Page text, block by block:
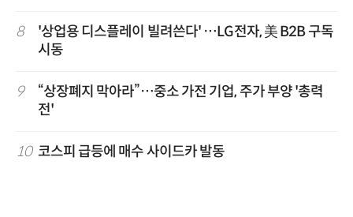
8
'상업용 디스플레이 빌려쓴다' …LG전자, 美 B2B 구독
시동
9
“상장폐지 막아라”…중소 가전 기업, 주가 부양 '총력
전'
10 코스피 급등에 매수 사이드카 발동